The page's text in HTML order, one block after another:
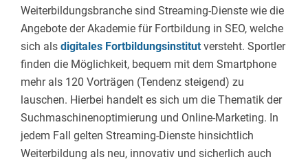
Weiterbildungsbranche sind Streaming-Dienste wie die
Angebote der Akademie für Fortbildung in SEO, welche
sich als digitales Fortbildungsinstitut versteht. Sportler
finden die Möglichkeit, bequem mit dem Smartphone
mehr als 120 Vorträgen (Tendenz steigend) zu
lauschen. Hierbei handelt es sich um die Thematik der
Suchmaschinenoptimierung und Online-Marketing. In
jedem Fall gelten Streaming-Dienste hinsichtlich
Weiterbildung als neu, innovativ und sicherlich auch